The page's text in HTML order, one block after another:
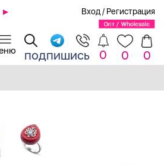
Вход / Регистрация
подпишись 0 0 0